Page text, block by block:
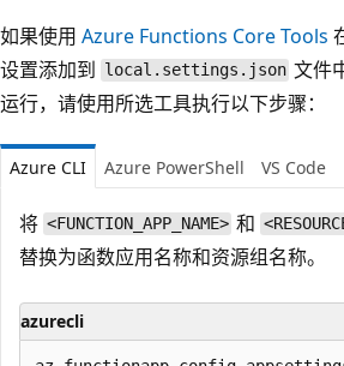
如果使用 Azure Functions Core Tools
设置添加到 local.settings.json 文件
运行，请使用所选工具执行以下步骤：
Azure CLI Azure PowerShell VS Code
将 <FUNCTION_APP_NAME> 和
替换为函数应用名称和资源组名称。
azurecli